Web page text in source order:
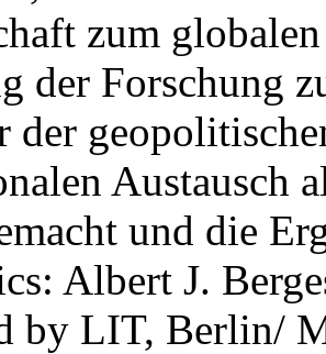
zum
der Forschung
der
Austausch
und die
Albert J.
by LIT, Berlin/